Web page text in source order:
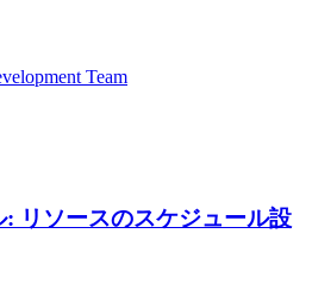
Team
リソースのスケジュール設